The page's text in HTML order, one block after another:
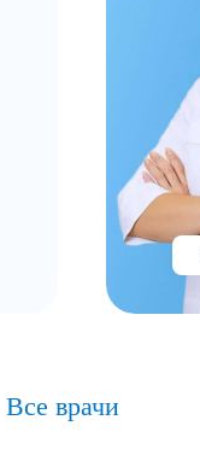
Все врачи